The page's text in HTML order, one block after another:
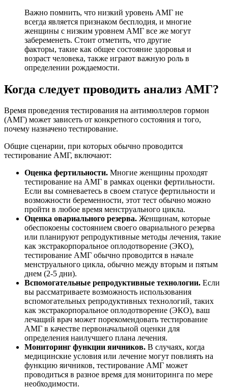
Важно помнить, что низкий уровень АМГ не
всегда является признаком бесплодия, и многие
женщины с низким уровнем АМГ все же могут
забеременеть. Стоит отметить, что другие
факторы, такие как общее состояние здоровья и
возраст человека, также играют важную роль в
определении рождаемости.
Когда следует проводить анализ АМГ?
Время проведения тестирования на антимюллеров гормон
(АМГ) может зависеть от конкретного состояния и того,
почему назначено тестирование.
Общие сценарии, при которых обычно проводится
тестирование AMГ, включают:
Оценка фертильности. Многие женщины проходят
тестирование на АМГ в рамках оценки фертильности.
Если вы сомневаетесь в своем статусе фертильности и
возможности беременности, этот тест обычно можно
пройти в любое время менструального цикла.
Оценка овариального резерва. Женщинам, которые
обеспокоены состоянием своего овариального резерва
или планируют репродуктивные методы лечения, такие
как экстракорпоральное оплодотворение (ЭКО),
тестирование АМГ обычно проводится в начале
менструального цикла, обычно между вторым и пятым
днем ​​(2-5 дни).
Вспомогательные репродуктивные технологии. Если
вы рассматриваете возможность использования
вспомогательных репродуктивных технологий, таких
как экстракорпоральное оплодотворение (ЭКО), ваш
лечащий врач может порекомендовать тестирование
АМГ в качестве первоначальной оценки для
определения наилучшего плана лечения.
Мониторинг функции яичников. В случаях, когда
медицинские условия или лечение могут повлиять на
функцию яичников, тестирование АМГ может
проводиться в разное время для мониторинга по мере
необходимости.